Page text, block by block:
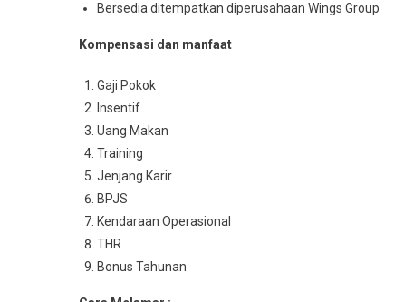
Bersedia ditempatkan diperusahaan Wings Group
Kompensasi dan manfaat
Gaji Pokok
Insentif
Uang Makan
Training
Jenjang Karir
BPJS
Kendaraan Operasional
THR
Bonus Tahunan